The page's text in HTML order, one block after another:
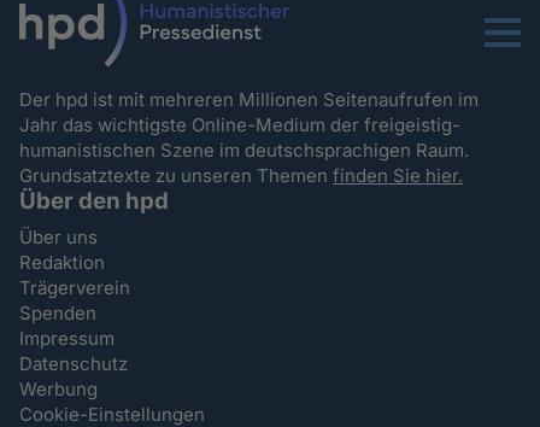
Menu
Der hpd ist mit mehreren Millionen Seitenaufrufen im
Jahr das wichtigste Online-Medium der freigeistig-
humanistischen Szene im deutschsprachigen Raum.
Grundsatztexte zu unseren Themenfinden Sie hier.
Über den hpd
Über uns
Redaktion
Trägerverein
Spenden
Impressum
Datenschutz
Werbung
Cookie-Einstellungen